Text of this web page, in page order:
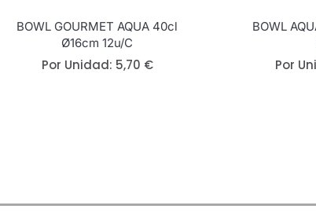
BOWL GOURMET AQUA 40cl
Ø16cm 12u/c
Por Unidad: 5,70 €
BOWL
Por